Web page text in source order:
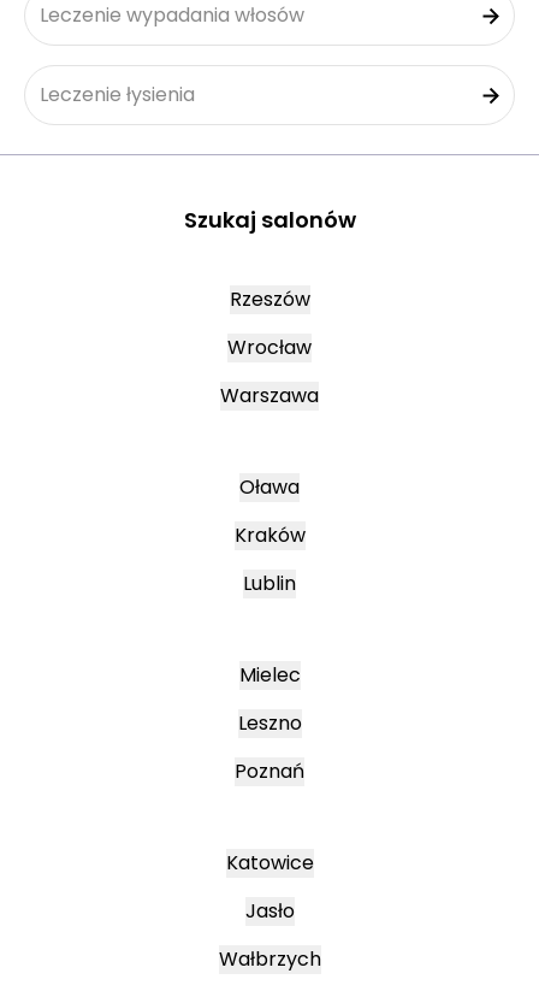
Leczenie wypadania włosów
Leczenie łysienia
Szukaj salonów
Rzeszów
Wrocław
Warszawa
Oława
Kraków
Lublin
Mielec
Leszno
Poznań
Katowice
Jasło
Wałbrzych